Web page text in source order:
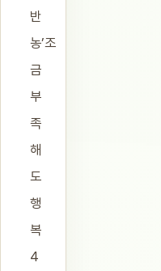
반
농’조
금
부
족
해
도
행
복
4